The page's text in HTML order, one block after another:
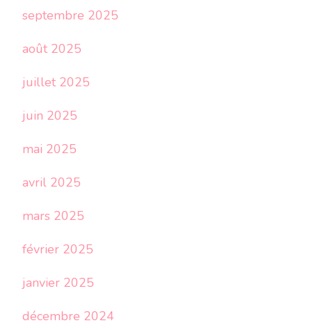
septembre 2025
août 2025
juillet 2025
juin 2025
mai 2025
avril 2025
mars 2025
février 2025
janvier 2025
décembre 2024